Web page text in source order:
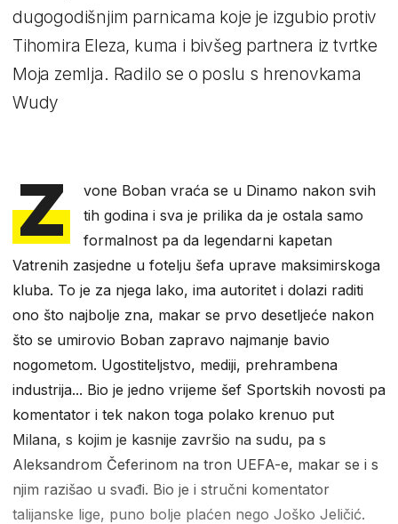
dugogodišnjim parnicama koje je izgubio protiv
Tihomira Eleza, kuma i bivšeg partnera iz tvrtke
Moja zemlja. Radilo se o poslu s hrenovkama
Wudy
Z
vone Boban vraća se u Dinamo nakon svih
tih godina i sva je prilika da je ostala samo
formalnost pa da legendarni kapetan
Vatrenih zasjedne u fotelju šefa uprave maksimirskoga
kluba. To je za njega lako, ima autoritet i dolazi raditi
ono što najbolje zna, makar se prvo desetljeće nakon
što se umirovio Boban zapravo najmanje bavio
nogometom. Ugostiteljstvo, mediji, prehrambena
industrija... Bio je jedno vrijeme šef Sportskih novosti pa
komentator i tek nakon toga polako krenuo put
Milana, s kojim je kasnije završio na sudu, pa s
Aleksandrom Čeferinom na tron UEFA-e, makar se i s
njim razišao u svađi. Bio je i stručni komentator
talijanske lige, puno bolje plaćen nego Joško Jeličić.